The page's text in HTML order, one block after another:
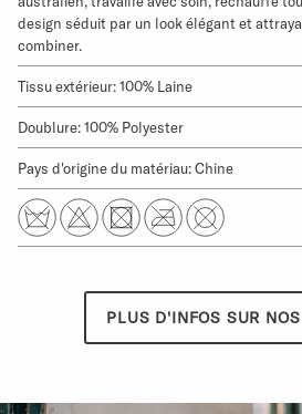
design séduit par un look élégant et
combiner.
Tissu extérieur: 100% Laine
Doublure: 100% Polyester
Pays d'origine du matériau: Chine
PLUS D'INFOS SUR